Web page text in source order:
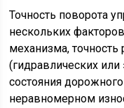
Точность поворота
нескольких
механизма, точность
(гидравлических или
состояния
неравномерном